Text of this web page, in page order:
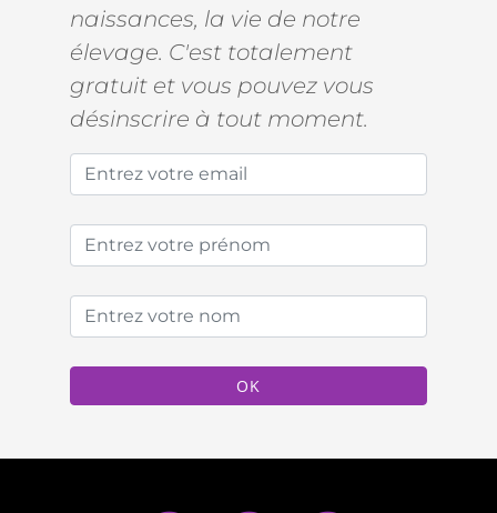
naissances, la vie de notre
élevage. C'est totalement
gratuit et vous pouvez vous
désinscrire à tout moment.
OK